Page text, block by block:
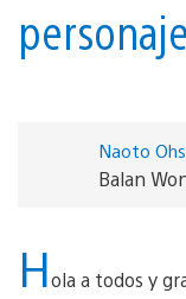
Naoto
Balan
Hola a todos y